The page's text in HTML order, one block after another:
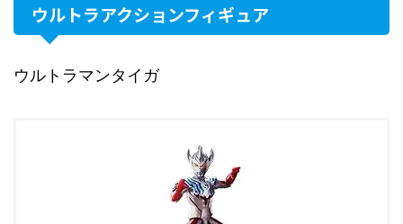
ウルトラアクションフィギュア
ウルトラマンタイガ